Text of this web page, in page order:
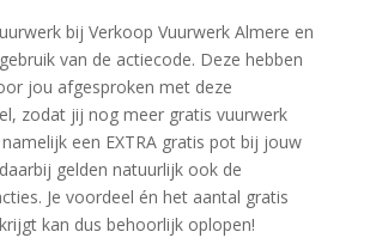
bij Verkoop Vuurwerk Almere en
van de actiecode. Deze hebben
jou afgesproken met deze
zodat jij nog meer gratis vuurwerk
een EXTRA gratis pot bij jouw
gelden natuurlijk ook de
Je voordeel én het aantal gratis
kan dus behoorlijk oplopen!